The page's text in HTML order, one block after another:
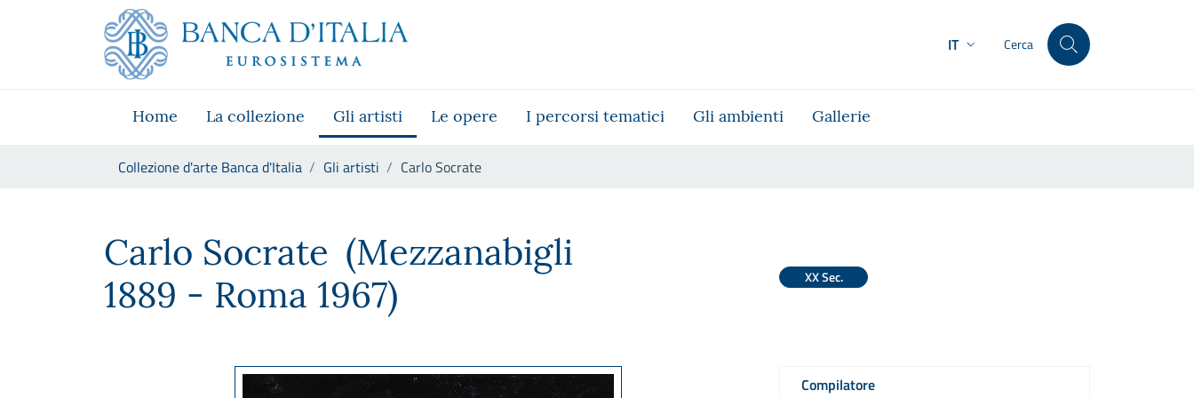
Skip to Main Content
Vai al sito istituzionale
Vai al menu di navigazione
Vai alla ricerca
Vai ai contenuti
IT Cerca
Home La collezione Gli artisti Le opere I percorsi tematici Gli ambienti Gallerie
Collezione d'arte Banca d'Italia Gli artisti Carlo Socrate
Carlo Socrate (Mezzanabigli
1889 - Roma 1967)
XX Sec.
Compilatore